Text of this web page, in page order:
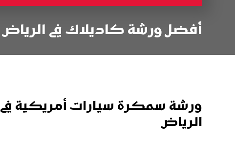
أفضل ورشة كاديلاك في الرياض
ورشة سمكرة سيارات أمريكية في
الرياض